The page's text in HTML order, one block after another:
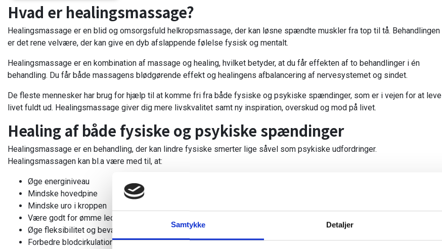
Samtykke Detaljer
Hvad er healingsmassage?
Healingsmassage er en blid og omsorgsfuld helkropsmassage, der kan løsne spændte muskler fra top til tå. Behandlingen
er det rene velvære, der kan give en dyb afslappende følelse fysisk og mentalt.
Healingsmassage er en kombination af massage og healing, hvilket betyder, at du får effekten af to behandlinger i én
behandling. Du får både massagens blødgørende effekt og healingens afbalancering af nervesystemet og sindet.
De fleste mennesker har brug for hjælp til at komme fri fra både fysiske og psykiske spændinger, som er i vejen for at leve
livet fuldt ud. Healingsmassage giver dig mere livskvalitet samt ny inspiration, overskud og mod på livet.
Healing af både fysiske og psykiske spændinger
Healingsmassage er en behandling, der kan lindre fysiske smerter lige såvel som psykiske udfordringer.
Healingsmassagen kan bl.a være med til, at:
Øge energiniveau
Mindske hovedpine
Mindske uro i kroppen
Være godt for ømme led
Øge fleksibilitet og bevægelighed
Forbedre blodcirkulationen i kroppen